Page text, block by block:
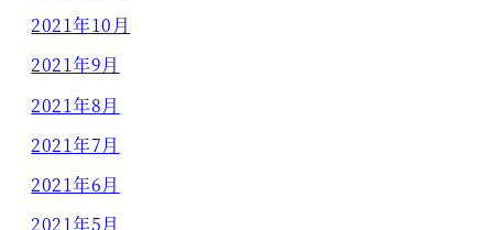
2021年10月
2021年9月
2021年8月
2021年7月
2021年6月
2021年5月